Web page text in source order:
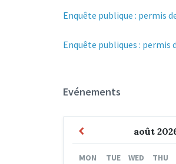
Enquête publique : permis
Enquête publiques : permis
Evénements
août
Previous
MON TUE WED THU